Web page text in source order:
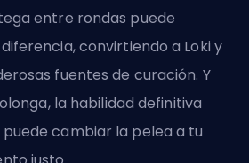
entre rondas puede
convirtiendo a Loki y
fuentes de curación. Y
la habilidad definitiva
puede cambiar la pelea a tu